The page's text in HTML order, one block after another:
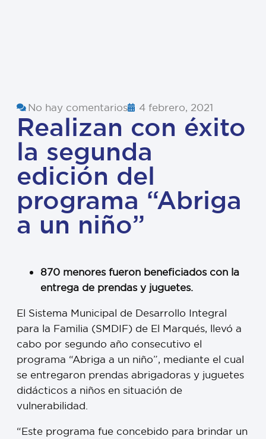
No hay comentarios 4 febrero, 2021
Realizan con éxito
la segunda
edición del
programa “Abriga
a un niño”
870 menores fueron beneficiados con la
entrega de prendas y juguetes.
El Sistema Municipal de Desarrollo Integral
para la Familia (SMDIF) de El Marqués, llevó a
cabo por segundo año consecutivo el
programa “Abriga a un niño”, mediante el cual
se entregaron prendas abrigadoras y juguetes
didácticos a niños en situación de
vulnerabilidad.
“Este programa fue concebido para brindar un